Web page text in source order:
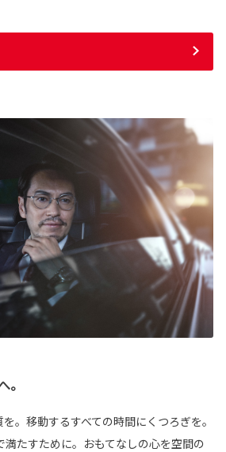
。
。移動するすべての時間にくつろぎを。
たすために。おもてなしの心を空間の